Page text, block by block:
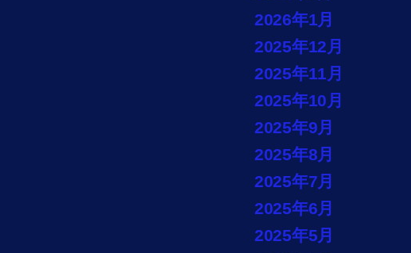
2026年1月
2025年12月
2025年11月
2025年10月
2025年9月
2025年8月
2025年7月
2025年6月
2025年5月